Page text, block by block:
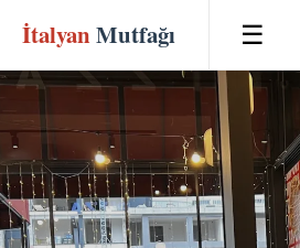
İtalyan Mutfağı ☰